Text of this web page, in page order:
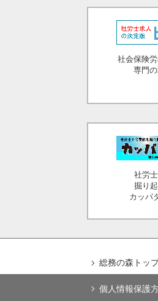
社会保険労
専門
社労
掘り
カッパ
総務の森トッ
個人情報保護